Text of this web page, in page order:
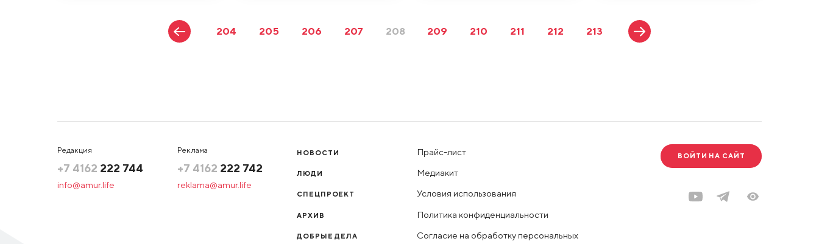
204 205 206 207 208 209 210 211 212 213
Редакция
+7 4162 222 744
info@amur.life
Реклама
+7 4162 222 742
reklama@amur.life
НОВОСТИ
ЛЮДИ
СПЕЦПРОЕКТ
АРХИВ
ДОБРЫЕ ДЕЛА
Прайс-лист
Медиакит
Условия использования
Политика конфиденциальности
Согласие на обработку персональных
ВОЙТИ НА САЙТ